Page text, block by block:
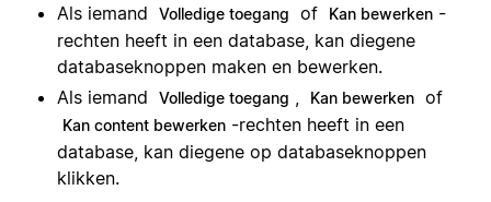
Als iemand
Volledige toegang of Kan bewerken -
rechten heeft in een database, kan diegene
databaseknoppen maken en bewerken.
Als iemand
Volledige toegang , Kan bewerken of
Kan content bewerken -rechten heeft in een
database, kan diegene op databaseknoppen
klikken.